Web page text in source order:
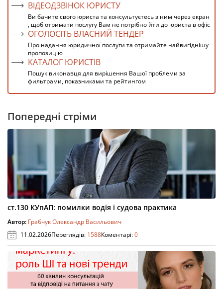
ВІДЕОДЗВІНОК ЮРИСТУ
Ви бачите свого юриста та консультуєтесь з ним через екран
, щоб отримати послугу Вам не потрібно йти до юриста в офіс
ОГОЛОСІТЬ ВЛАСНИЙ ТЕНДЕР
Про надання юридичної послуги та отримайте найвигіднішу
пропозицію
КАТАЛОГ ЮРИСТІВ
Пошук виконавця для вирішення Вашої проблеми за
фильтрами, показниками та рейтингом
Попередні стріми
ст.130 КУпАП: помилки водія і судова практика
Автор: Грабчук Олександр Васильович
11.02.2026Переглядів: 1588Коментарі:0